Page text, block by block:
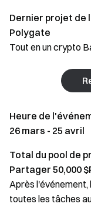
Dernier projet de
Polygate
Tout en un crypto
Heure de
26 mars - 25 avril
Total du pool de
Partager 50,000
Après
toutes les tâches